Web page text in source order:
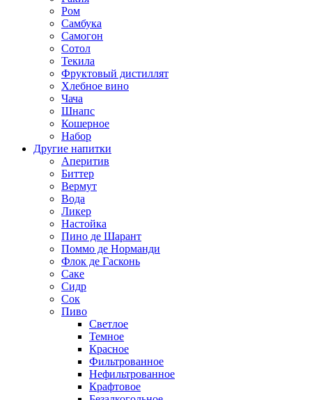
Ром
Самбука
Самогон
Сотол
Текила
Фруктовый дистиллят
Хлебное вино
Чача
Шнапс
Кошерное
Набор
Другие напитки
Аперитив
Биттер
Вермут
Вода
Ликер
Настойка
Пино де Шарант
Поммо де Норманди
Флок де Гасконь
Саке
Сидр
Сок
Пиво
Светлое
Темное
Красное
Фильтрованное
Нефильтрованное
Крафтовое